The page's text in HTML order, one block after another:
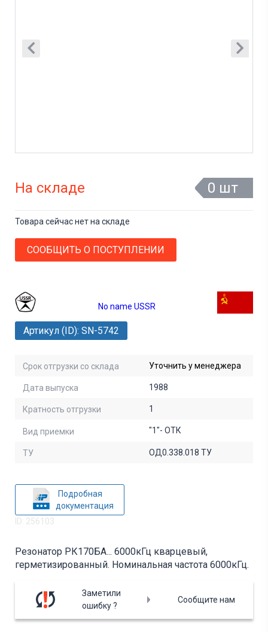
No name USSR
Артикул (ID): SN-5742
Срок отгрузки со склада Уточнить у менеджера
Дата выпуска 1988
Кратность отгрузки 1
Вид приемки "1"- ОТК
ТУ ОД0.338.018 ТУ
Подробная
документация
ID: 256103
На складе 0 шт
Товара сейчас нет на складе
СООБЩИТЬ О ПОСТУПЛЕНИИ
Резонатор РК170БА... 6000кГц кварцевый,
герметизированный. Номинальная частота 6000кГц.
Заметили
ошибку ?
Сообщите нам